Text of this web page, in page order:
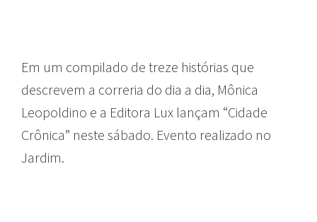
Em um compilado de treze histórias que
descrevem a correria do dia a dia, Mônica
Leopoldino e a Editora Lux lançam “Cidade
Crônica” neste sábado. Evento realizado no
Jardim.